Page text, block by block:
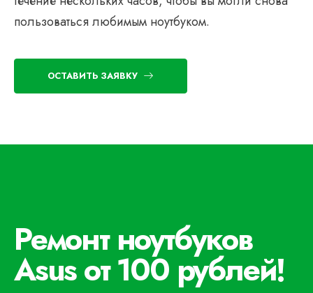
пользоваться любимым ноутбуком.
ОСТАВИТЬ ЗАЯВКУ
Ремонт ноутбуков
Asus от 100 рублей!